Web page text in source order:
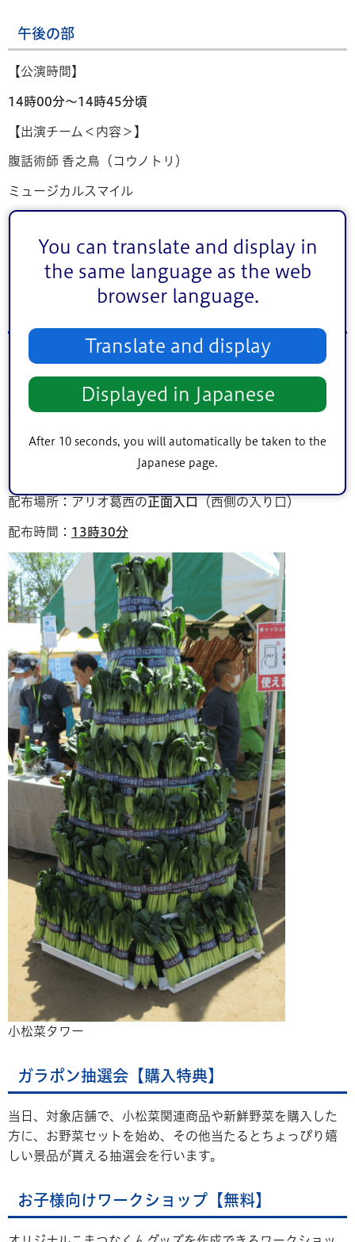
You can translate and display in
the same language as the web
browser language.
Translate and display
Displayed in Japanese
After 10 seconds, you will automatically be taken to the
Japanese page.
午後の部
【公演時間】
14時00分～14時45分頃
【出演チーム＜内容＞】
腹話術師 香之鳥（コウノトリ）
ミュージカルスマイル
NORAIVO（ノライヴォ）
（注意）観覧状況によっては入場を制限する場合がござい
ます。
江戸川区特産の小松菜を積み上げ、2mもの高さのタワーと
して展示します。
展示後は来場者に無料配布を行います。
【『整理券』の配布について】
先着200枚限定で『整理券』を配布します。
配布場所：アリオ葛西の正面入口 （西側の入り口）
配布時間： 13時30分
小松菜タワー
ガラポン抽選会【購入特典】
当日、対象店舗で、小松菜関連商品や新鮮野菜を購入した
方に、お野菜セットを始め、その他当たるとちょっぴり嬉
しい景品が貰える抽選会を行います。
お子様向け ワークショップ【 無料】